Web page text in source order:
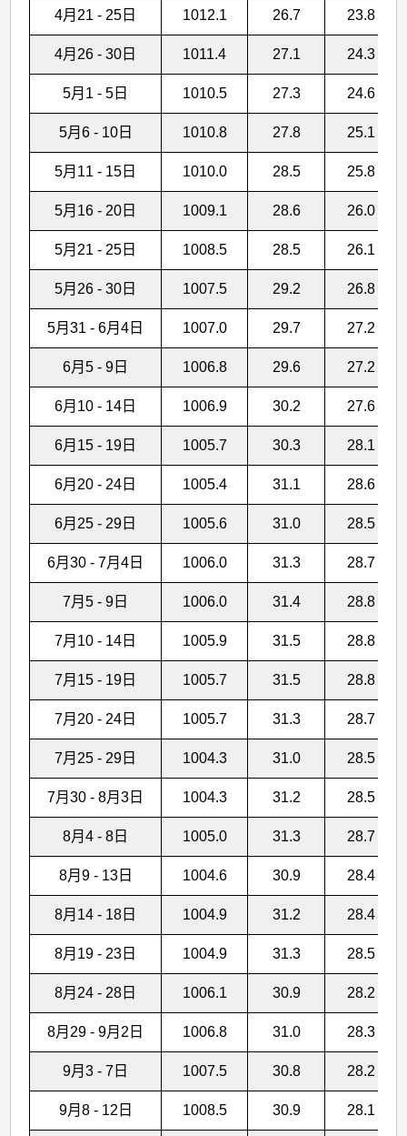
4月21 - 25日 1012.1 26.7 23.8
4月26 - 30日 1011.4 27.1 24.3
5月1 - 5日 1010.5 27.3 24.6
5月6 - 10日 1010.8 27.8 25.1
5月11 - 15日 1010.0 28.5 25.8
5月16 - 20日 1009.1 28.6 26.0
5月21 - 25日 1008.5 28.5 26.1
5月26 - 30日 1007.5 29.2 26.8
5月31 - 6月4日 1007.0 29.7 27.2
6月5 - 9日 1006.8 29.6 27.2
6月10 - 14日 1006.9 30.2 27.6
6月15 - 19日 1005.7 30.3 28.1
6月20 - 24日 1005.4 31.1 28.6
6月25 - 29日 1005.6 31.0 28.5
6月30 - 7月4日 1006.0 31.3 28.7
7月5 - 9日 1006.0 31.4 28.8
7月10 - 14日 1005.9 31.5 28.8
7月15 - 19日 1005.7 31.5 28.8
7月20 - 24日 1005.7 31.3 28.7
7月25 - 29日 1004.3 31.0 28.5
7月30 - 8月3日 1004.3 31.2 28.5
8月4 - 8日 1005.0 31.3 28.7
8月9 - 13日 1004.6 30.9 28.4
8月14 - 18日 1004.9 31.2 28.4
8月19 - 23日 1004.9 31.3 28.5
8月24 - 28日 1006.1 30.9 28.2
8月29 - 9月2日 1006.8 31.0 28.3
9月3 - 7日 1007.5 30.8 28.2
9月8 - 12日 1008.5 30.9 28.1